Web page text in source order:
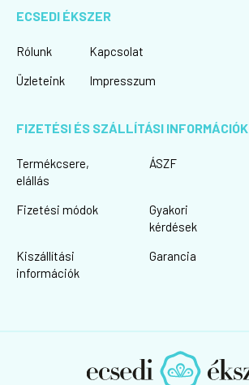
ECSEDI ÉKSZER
Rólunk
Üzleteink
Kapcsolat
Impresszum
FIZETÉSI ÉS SZÁLLÍTÁSI INFORMÁCIÓK
Termékcsere,
elállás
Fizetési módok
Kiszállítási
információk
ÁSZF
Gyakori
kérdések
Garancia